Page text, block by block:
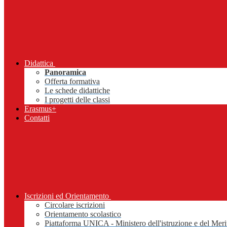
Didattica
Panoramica
Offerta formativa
Le schede didattiche
I progetti delle classi
Erasmus+
Contatti
Iscrizioni ed Orientamento
Circolare iscrizioni
Orientamento scolastico
Piattaforma UNICA - Ministero dell'istruzione e del